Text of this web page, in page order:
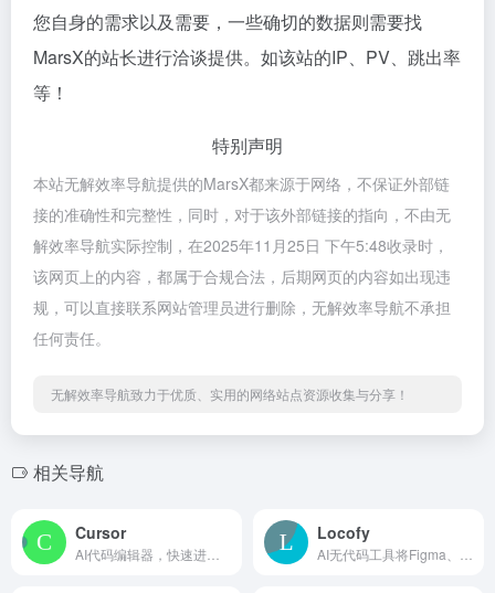
您自身的需求以及需要，一些确切的数据则需要找
MarsX的站长进行洽谈提供。如该站的IP、PV、跳出率
等！
特别声明
本站无解效率导航提供的MarsX都来源于网络，不保证外部链
接的准确性和完整性，同时，对于该外部链接的指向，不由无
解效率导航实际控制，在2025年11月25日 下午5:48收录时，
该网页上的内容，都属于合规合法，后期网页的内容如出现违
规，可以直接联系网站管理员进行删除，无解效率导航不承担
任何责任。
无解效率导航致力于优质、实用的网络站点资源收集与分享！
相关导航
Cursor Locofy